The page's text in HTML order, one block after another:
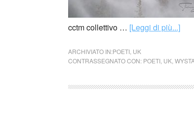
cctm collettivo … [Leggi di più...]
ARCHIVIATO IN:POETI UK
CONTRASSEGNATO CON: POETI UK